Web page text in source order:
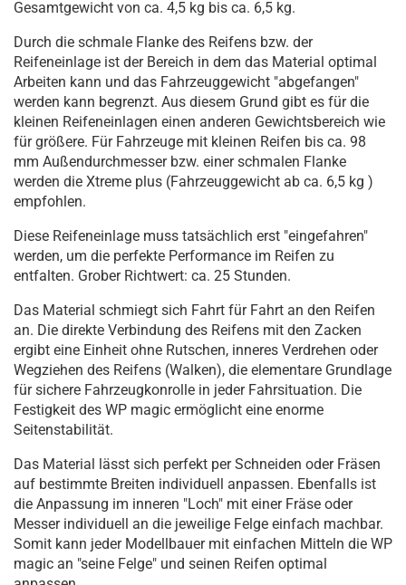
Gesamtgewicht von ca. 4,5 kg bis ca. 6,5 kg.
Durch die schmale Flanke des Reifens bzw. der
Reifeneinlage ist der Bereich in dem das Material optimal
Arbeiten kann und das Fahrzeuggewicht "abgefangen"
werden kann begrenzt. Aus diesem Grund gibt es für die
kleinen Reifeneinlagen einen anderen Gewichtsbereich wie
für größere. Für Fahrzeuge mit kleinen Reifen bis ca. 98
mm Außendurchmesser bzw. einer schmalen Flanke
werden die Xtreme plus (Fahrzeuggewicht ab ca. 6,5 kg )
empfohlen.
Diese Reifeneinlage muss tatsächlich erst "eingefahren"
werden, um die perfekte Performance im Reifen zu
entfalten. Grober Richtwert: ca. 25 Stunden.
Das Material schmiegt sich Fahrt für Fahrt an den Reifen
an. Die direkte Verbindung des Reifens mit den Zacken
ergibt eine Einheit ohne Rutschen, inneres Verdrehen oder
Wegziehen des Reifens (Walken), die elementare Grundlage
für sichere Fahrzeugkonrolle in jeder Fahrsituation. Die
Festigkeit des WP magic ermöglicht eine enorme
Seitenstabilität.
Das Material lässt sich perfekt per Schneiden oder Fräsen
auf bestimmte Breiten individuell anpassen. Ebenfalls ist
die Anpassung im inneren "Loch" mit einer Fräse oder
Messer individuell an die jeweilige Felge einfach machbar.
Somit kann jeder Modellbauer mit einfachen Mitteln die WP
magic an "seine Felge" und seinen Reifen optimal